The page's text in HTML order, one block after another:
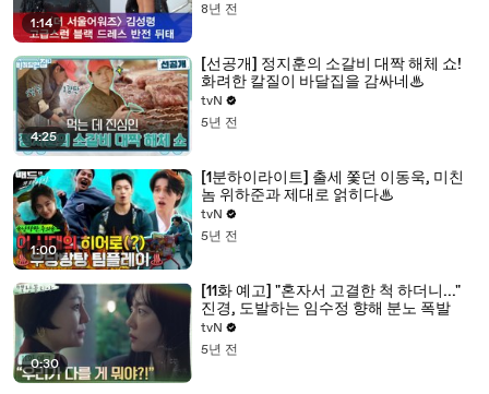
1:14
8년 전
4:25
[선공개] 정지훈의 소갈비 대짝 해체 쇼!
화려한 칼질이 바달집을 감싸네♨
tvN
5년 전
1:00
[1분하이라이트] 출세 쫓던 이동욱, 미친
놈 위하준과 제대로 얽히다♨
tvN
5년 전
0:30
[11화 예고] "혼자서 고결한 척 하더니..."
진경, 도발하는 임수정 향해 분노 폭발
tvN
5년 전